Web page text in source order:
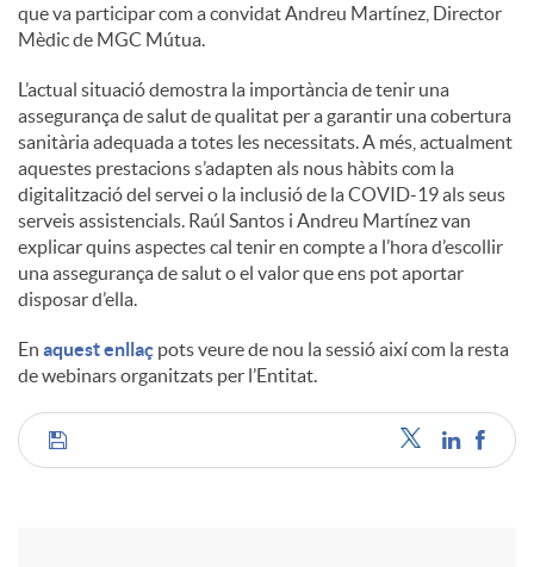
que va participar com a convidat Andreu Martínez, Director
Mèdic de MGC Mútua.
L’actual situació demostra la importància de tenir una
assegurança de salut de qualitat per a garantir una cobertura
sanitària adequada a totes les necessitats. A més, actualment
aquestes prestacions s’adapten als nous hàbits com la
digitalització del servei o la inclusió de la COVID-19 als seus
serveis assistencials. Raúl Santos i Andreu Martínez van
explicar quins aspectes cal tenir en compte a l’hora d’escollir
una assegurança de salut o el valor que ens pot aportar
disposar d’ella.
En aquest enllaç pots veure de nou la sessió així com la resta
de webinars organitzats per l’Entitat.
C